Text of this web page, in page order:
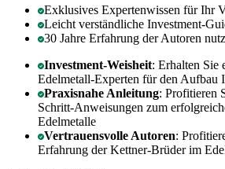
Exklusives Expertenwissen für Ihr
Leicht verständliche Investment-
30 Jahre Erfahrung der Autoren
Investment-Weisheit: Erhalten Sie
Edelmetall-Experten für den Aufbau
Praxisnahe Anleitung: Profitieren
Schritt-Anweisungen zum
Edelmetalle
Vertrauensvolle Autoren:
Erfahrung der Kettner-Brüder im